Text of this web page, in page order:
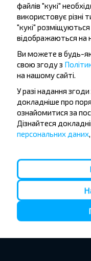
файлів "кукі"
використовує різні
"кукі"
відображаються на
Ви можете в будь-
свою згоду з
на нашому сайті.
У разі надання
докладніше про
ознайомитися за
Дізнайтеся
персональних даних